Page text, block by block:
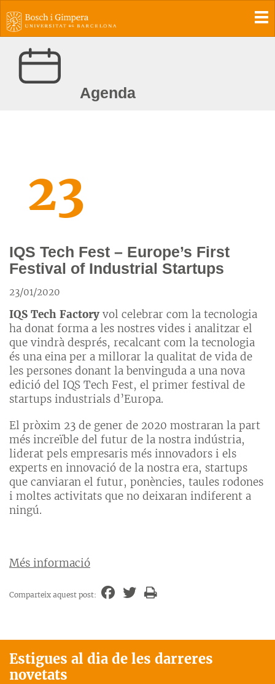
Agenda
23
IQS Tech Fest – Europe’s First
Festival of Industrial Startups
23/01/2020
IQS Tech Factory vol celebrar com la tecnologia
ha donat forma a les nostres vides i analitzar el
que vindrà després, recalcant com la tecnologia
és una eina per a millorar la qualitat de vida de
les persones donant la benvinguda a una nova
edició del IQS Tech Fest, el primer festival de
startups industrials d’Europa.
El pròxim 23 de gener de 2020 mostraran la part
més increïble del futur de la nostra indústria,
liderat pels empresaris més innovadors i els
experts en innovació de la nostra era, startups
que canviaran el futur, ponències, taules rodones
i moltes activitats que no deixaran indiferent a
ningú.
Més informació
Comparteix aquest post:
Estigues al dia de les darreres
novetats